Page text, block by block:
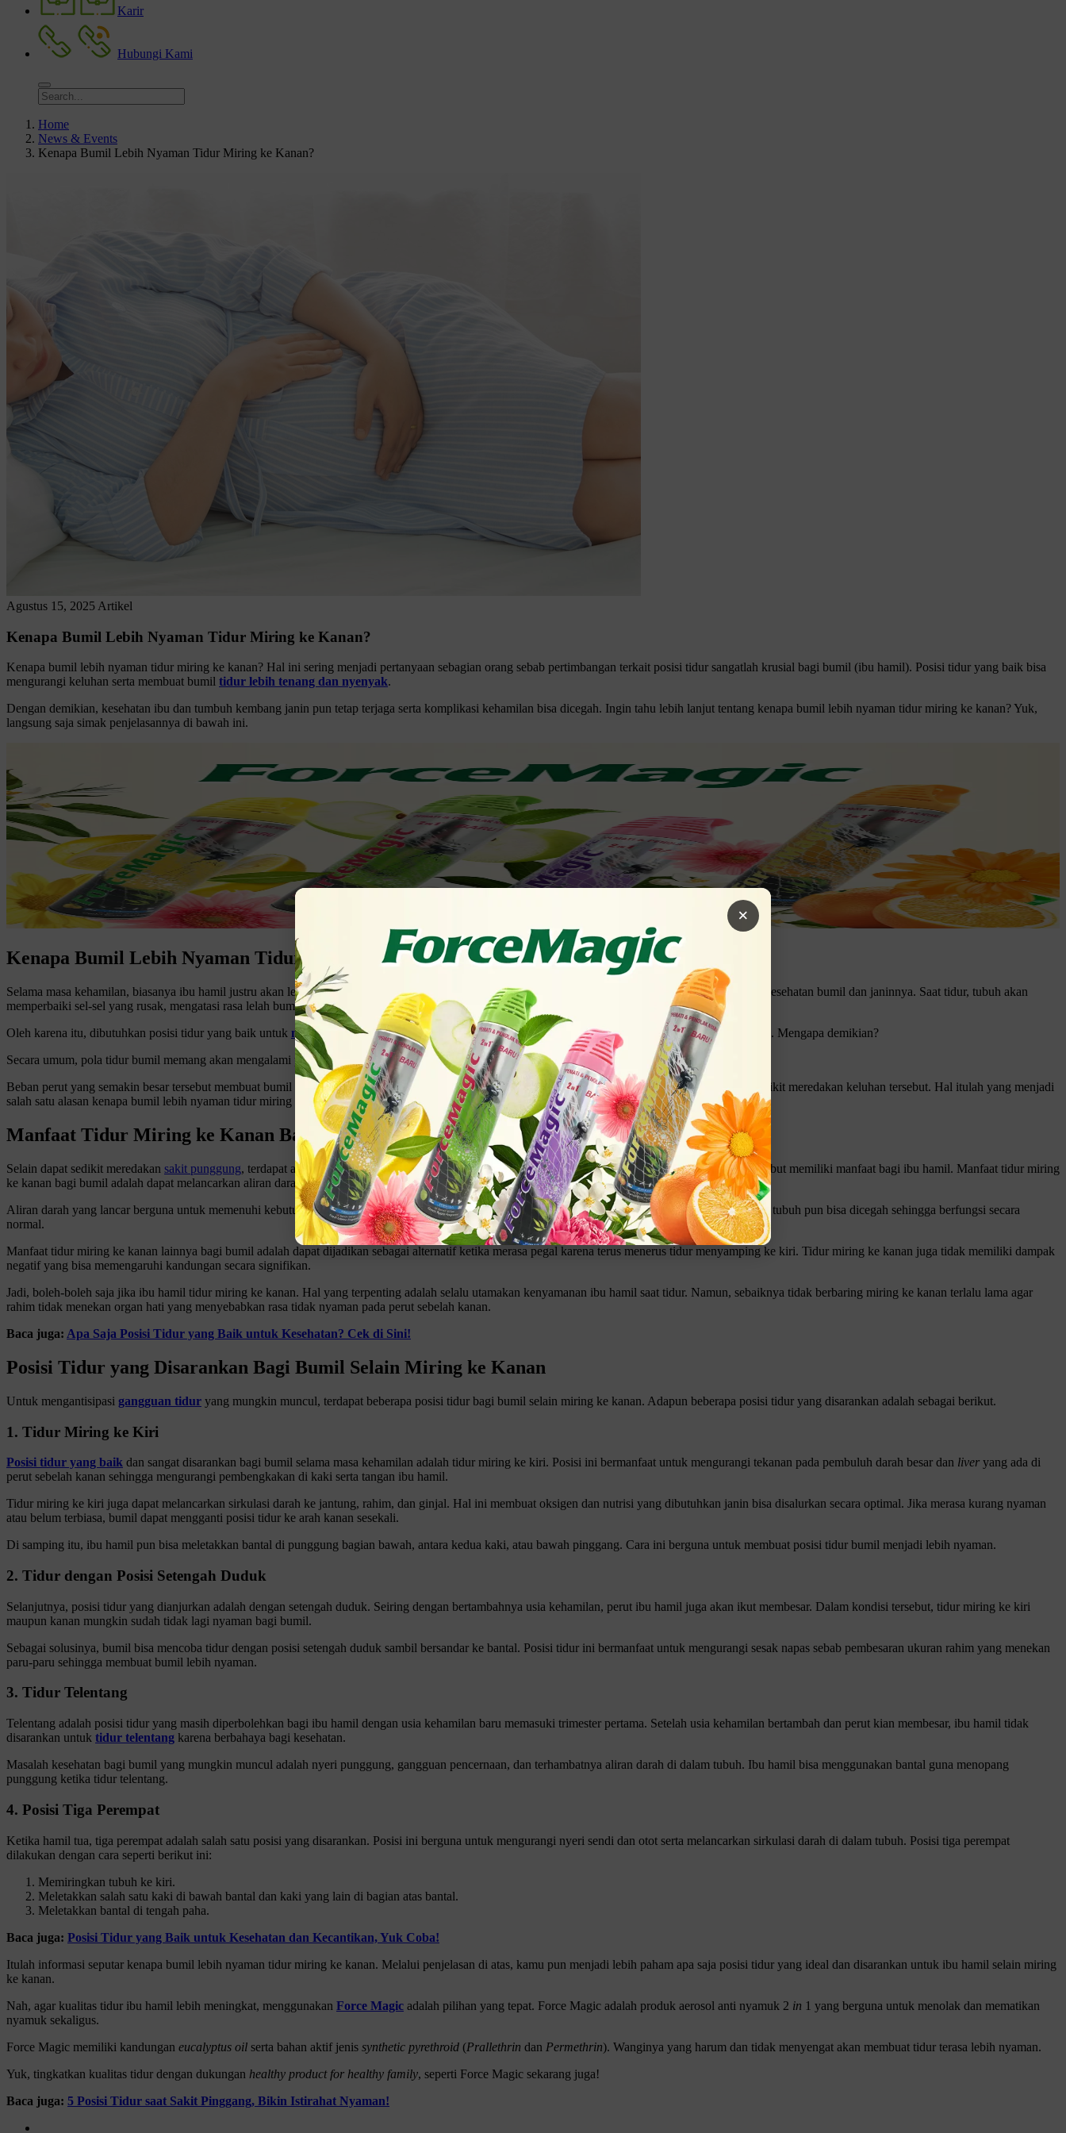
Karir
Hubungi Kami
Home
News & Events
Kenapa Bumil Lebih Nyaman Tidur Miring ke Kanan?
Agustus 15, 2025 Artikel
Kenapa Bumil Lebih Nyaman Tidur Miring ke Kanan?
Kenapa bumil lebih nyaman tidur miring ke kanan? Hal ini sering menjadi pertanyaan sebagian orang sebab pertimbangan terkait posisi tidur sangatlah krusial bagi bumil (ibu hamil). Posisi tidur yang baik bisa
mengurangi keluhan serta membuat bumil tidur lebih tenang dan nyenyak.
Dengan demikian, kesehatan ibu dan tumbuh kembang janin pun tetap terjaga serta komplikasi kehamilan bisa dicegah. Ingin tahu lebih lanjut tentang kenapa bumil lebih nyaman tidur miring ke kanan? Yuk,
langsung saja simak penjelasannya di bawah ini.
×
Kenapa Bumil Lebih Nyaman Tidur Miring ke Kanan?
Selama masa kehamilan, biasanya ibu hamil justru akan lebih sering terbangun di malam hari. Padahal, tidur yang cukup memiliki peranan penting bagi kesehatan bumil dan janinnya. Saat tidur, tubuh akan
memperbaiki sel-sel yang rusak, mengatasi rasa lelah bumil, dan lain-lain.
Oleh karena itu, dibutuhkan posisi tidur yang baik untuk meningkatkan kualitas tidur
ibu hamil. Salah satu posisi tidur tersebut adalah miring ke kanan. Mengapa demikian?
Secara umum, pola tidur bumil memang akan mengalami perubahan seiring dengan kondisi perut yang membesar.
Beban perut yang semakin besar tersebut membuat bumil sering kali mengeluhkan sakit punggung. Nah, posisi tidur miring ke kanan setidaknya bisa sedikit meredakan keluhan tersebut. Hal itulah yang menjadi
salah satu alasan kenapa bumil lebih nyaman tidur miring ke kanan.
Manfaat Tidur Miring ke Kanan Bagi Ibu Hamil
Selain dapat sedikit meredakan sakit punggung, terdapat alasan lain kenapa bumil lebih nyaman tidur miring ke kanan. Diketahui bahwa posisi tidur tersebut memiliki manfaat bagi ibu hamil. Manfaat tidur miring
ke kanan bagi bumil adalah dapat melancarkan aliran darahnya.
Aliran darah yang lancar berguna untuk memenuhi kebutuhan nutrisi dan oksigen bagi bumil maupun janinnya. Selain itu, kerusakan sel-sel dan jaringan tubuh pun bisa dicegah sehingga berfungsi secara
normal.
Manfaat tidur miring ke kanan lainnya bagi bumil adalah dapat dijadikan sebagai alternatif ketika merasa pegal karena terus menerus tidur menyamping ke kiri. Tidur miring ke kanan juga tidak memiliki dampak
negatif yang bisa memengaruhi kandungan secara signifikan.
Jadi, boleh-boleh saja jika ibu hamil tidur miring ke kanan. Hal yang terpenting adalah selalu utamakan kenyamanan ibu hamil saat tidur. Namun, sebaiknya tidak berbaring miring ke kanan terlalu lama agar
rahim tidak menekan organ hati yang menyebabkan rasa tidak nyaman pada perut sebelah kanan.
Baca juga: Apa Saja Posisi Tidur yang Baik untuk Kesehatan? Cek di Sini!
Posisi Tidur yang Disarankan Bagi Bumil Selain Miring ke Kanan
Untuk mengantisipasi gangguan tidur yang mungkin muncul, terdapat beberapa posisi tidur bagi bumil selain miring ke kanan. Adapun beberapa posisi tidur yang disarankan adalah sebagai berikut.
1. Tidur Miring ke Kiri
Posisi tidur yang baik dan sangat disarankan bagi bumil selama masa kehamilan adalah tidur miring ke kiri. Posisi ini bermanfaat untuk mengurangi tekanan pada pembuluh darah besar dan liver yang ada di
perut sebelah kanan sehingga mengurangi pembengkakan di kaki serta tangan ibu hamil.
Tidur miring ke kiri juga dapat melancarkan sirkulasi darah ke jantung, rahim, dan ginjal. Hal ini membuat oksigen dan nutrisi yang dibutuhkan janin bisa disalurkan secara optimal. Jika merasa kurang nyaman
atau belum terbiasa, bumil dapat mengganti posisi tidur ke arah kanan sesekali.
Di samping itu, ibu hamil pun bisa meletakkan bantal di punggung bagian bawah, antara kedua kaki, atau bawah pinggang. Cara ini berguna untuk membuat posisi tidur bumil menjadi lebih nyaman.
2. Tidur dengan Posisi Setengah Duduk
Selanjutnya, posisi tidur yang dianjurkan adalah dengan setengah duduk. Seiring dengan bertambahnya usia kehamilan, perut ibu hamil juga akan ikut membesar. Dalam kondisi tersebut, tidur miring ke kiri
maupun kanan mungkin sudah tidak lagi nyaman bagi bumil.
Sebagai solusinya, bumil bisa mencoba tidur dengan posisi setengah duduk sambil bersandar ke bantal. Posisi tidur ini bermanfaat untuk mengurangi sesak napas sebab pembesaran ukuran rahim yang menekan
paru-paru sehingga membuat bumil lebih nyaman.
3. Tidur Telentang
Telentang adalah posisi tidur yang masih diperbolehkan bagi ibu hamil dengan usia kehamilan baru memasuki trimester pertama. Setelah usia kehamilan bertambah dan perut kian membesar, ibu hamil tidak
disarankan untuk tidur telentang karena berbahaya bagi kesehatan.
Masalah kesehatan bagi bumil yang mungkin muncul adalah nyeri punggung, gangguan pencernaan, dan terhambatnya aliran darah di dalam tubuh. Ibu hamil bisa menggunakan bantal guna menopang
punggung ketika tidur telentang.
4. Posisi Tiga Perempat
Ketika hamil tua, tiga perempat adalah salah satu posisi yang disarankan. Posisi ini berguna untuk mengurangi nyeri sendi dan otot serta melancarkan sirkulasi darah di dalam tubuh. Posisi tiga perempat
dilakukan dengan cara seperti berikut ini:
Memiringkan tubuh ke kiri.
Meletakkan salah satu kaki di bawah bantal dan kaki yang lain di bagian atas bantal.
Meletakkan bantal di tengah paha.
Baca juga: Posisi Tidur yang Baik untuk Kesehatan dan Kecantikan, Yuk Coba!
Itulah informasi seputar kenapa bumil lebih nyaman tidur miring ke kanan. Melalui penjelasan di atas, kamu pun menjadi lebih paham apa saja posisi tidur yang ideal dan disarankan untuk ibu hamil selain miring
ke kanan.
Nah, agar kualitas tidur ibu hamil lebih meningkat, menggunakan Force Magic adalah pilihan yang tepat. Force Magic adalah produk aerosol anti nyamuk 2 in 1 yang berguna untuk menolak dan mematikan
nyamuk sekaligus.
Force Magic memiliki kandungan eucalyptus oil serta bahan aktif jenis synthetic pyrethroid (Prallethrin dan Permethrin). Wanginya yang harum dan tidak menyengat akan membuat tidur terasa lebih nyaman.
Yuk, tingkatkan kualitas tidur dengan dukungan healthy product for healthy family, seperti Force Magic sekarang juga!
Baca juga: 5 Posisi Tidur saat Sakit Pinggang, Bikin Istirahat Nyaman!